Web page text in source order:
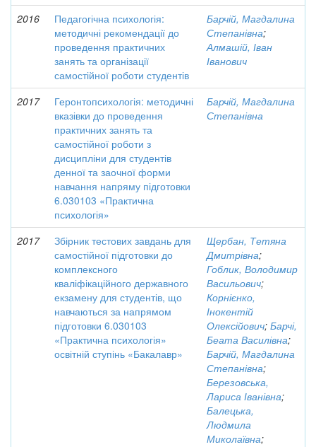
2016
Педагогічна психологія:
методичні рекомендації до
проведення практичних
занять та організації
самостійної роботи студентів
Барчій, Магдалина
Степанівна;
Алмашій, Іван
Іванович
2017
Геронтопсихологія: методичні
вказівки до проведення
практичних занять та
самостійної роботи з
дисципліни для студентів
денної та заочної форми
навчання напряму підготовки
6.030103 «Практична
психологія»
Барчій, Магдалина
Степанівна
2017
Збірник тестових завдань для
самостійної підготовки до
комплексного
кваліфікаційного державного
екзамену для студентів, що
навчаються за напрямом
підготовки 6.030103
«Практична психологія»
освітній ступінь «Бакалавр»
Щербан, Тетяна
Дмитрівна;
Гоблик, Володимир
Васильович;
Корнієнко,
Інокентій
Олексійович; Барчі,
Беата Василівна;
Барчій, Магдалина
Степанівна;
Березовська,
Лариса Іванівна;
Балецька,
Людмила
Миколаївна;